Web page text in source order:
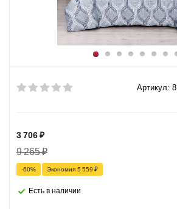
Артикул:
3 706₽
9 265₽
-60% Экономия 5 559 ₽
Есть в наличии